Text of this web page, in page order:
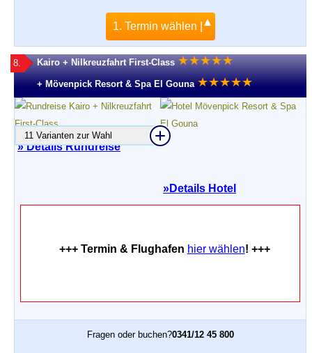
1. Termin wählen |
8. Kairo + Nilkreuzfahrt First-Class ★★★★★
+ Mövenpick Resort & Spa El Gouna ★★★★★
» Details Rundreise
11 Varianten zur Wahl
»Details Hotel
+++ Termin & Flughafen hier wählen! +++
Fragen oder buchen?0341/12 45 800